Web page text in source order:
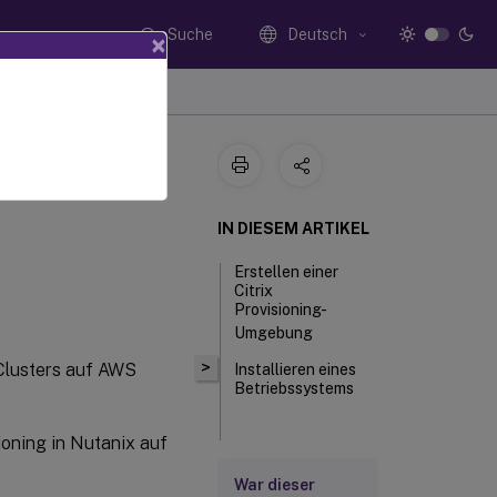
Suche Deutsch
auf
auf AWS
in Nutanix auf
>
IN DIESEM ARTIKEL
Erstellen einer
Citrix
Provisioning-
Umgebung
Installieren eines
Betriebssystems
War dieser
×